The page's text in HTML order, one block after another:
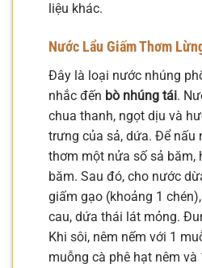
liệu khác.
Nước Lẩu Giấm Thơm
Đây là loại nước nhúng
nhắc đến bò nhúng tái.
chua thanh, ngọt dịu và
trưng của sả, dứa. Để nấu
thơm một nửa số sả băm,
băm. Sau đó, cho nước
giấm gạo (khoảng 1
cau, dứa thái lát mỏng.
Khi sôi, nêm nếm với 1
muỗng cà phê hạt nêm